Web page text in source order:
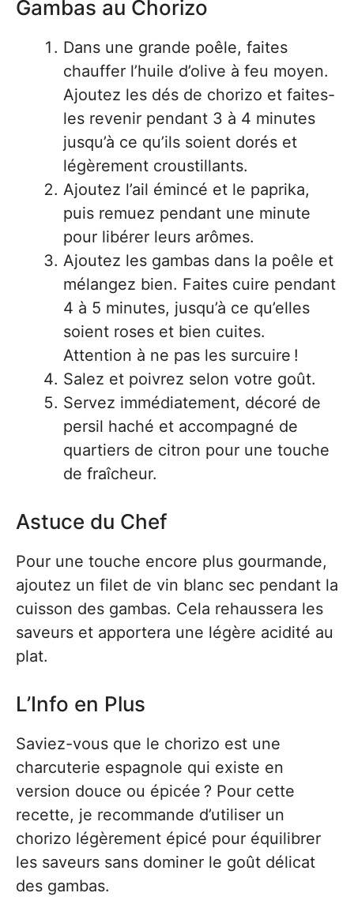
Gambas au Chorizo
Dans une grande poêle, faites
chauffer l’huile d’olive à feu moyen.
Ajoutez les dés de chorizo et faites-
les revenir pendant 3 à 4 minutes
jusqu’à ce qu’ils soient dorés et
légèrement croustillants.
Ajoutez l’ail émincé et le paprika,
puis remuez pendant une minute
pour libérer leurs arômes.
Ajoutez les gambas dans la poêle et
mélangez bien. Faites cuire pendant
4 à 5 minutes, jusqu’à ce qu’elles
soient roses et bien cuites.
Attention à ne pas les surcuire !
Salez et poivrez selon votre goût.
Servez immédiatement, décoré de
persil haché et accompagné de
quartiers de citron pour une touche
de fraîcheur.
Astuce du Chef
Pour une touche encore plus gourmande,
ajoutez un filet de vin blanc sec pendant la
cuisson des gambas. Cela rehaussera les
saveurs et apportera une légère acidité au
plat.
L’Info en Plus
Saviez-vous que le chorizo est une
charcuterie espagnole qui existe en
version douce ou épicée ? Pour cette
recette, je recommande d’utiliser un
chorizo légèrement épicé pour équilibrer
les saveurs sans dominer le goût délicat
des gambas.